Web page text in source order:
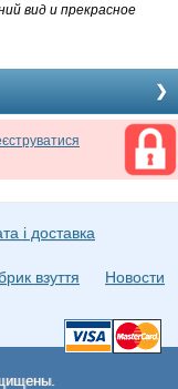
вид и прекрасное
і доставка
взуття Новости